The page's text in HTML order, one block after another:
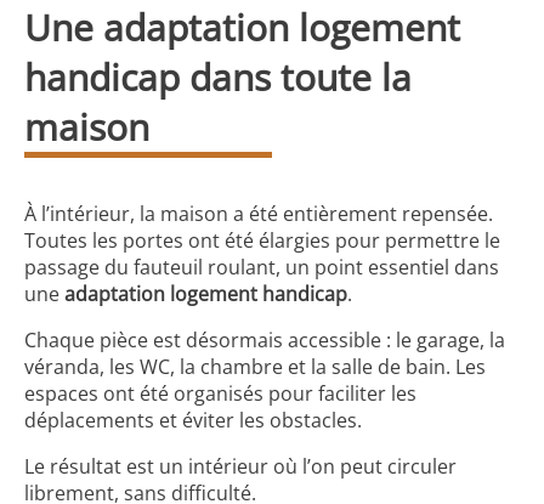
Une adaptation logement
handicap dans toute la
maison
À l’intérieur, la maison a été entièrement repensée.
Toutes les portes ont été élargies pour permettre le
passage du fauteuil roulant, un point essentiel dans
uneadaptation logement handicap.
Chaque pièce est désormais accessible : le garage, la
véranda, les WC, la chambre et la salle de bain. Les
espaces ont été organisés pour faciliter les
déplacements et éviter les obstacles.
Le résultat est un intérieur où l’on peut circuler
librement, sans difficulté.